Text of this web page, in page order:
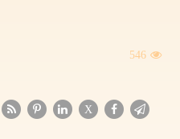
546
X